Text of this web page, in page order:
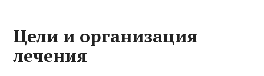
Цели и организация
лечения